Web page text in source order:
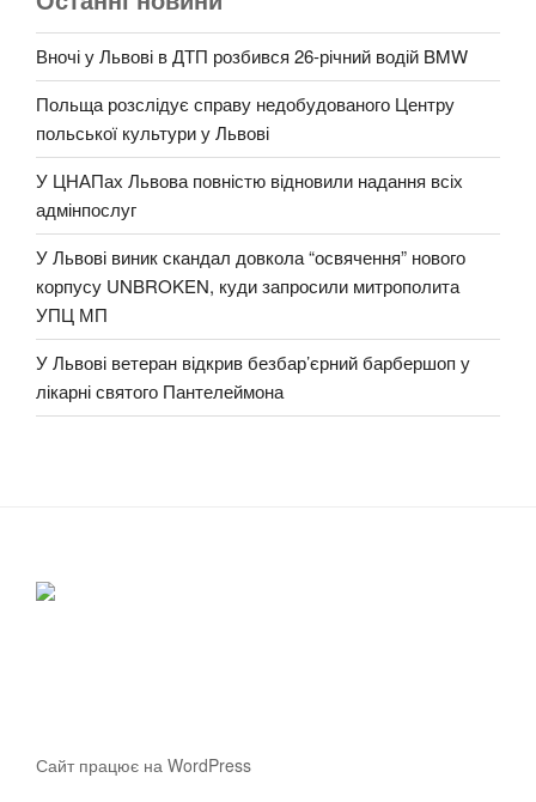
Вночі у Львові в ДТП розбився 26-річний водій BMW
Польща розслідує справу недобудованого Центру
польської культури у Львові
У ЦНАПах Львова повністю відновили надання всіх
адмінпослуг
У Львові виник скандал довкола “освячення” нового
корпусу UNBROKEN, куди запросили митрополита
УПЦ МП
У Львові ветеран відкрив безбар’єрний барбершоп у
лікарні святого Пантелеймона
Сайт працює на WordPress